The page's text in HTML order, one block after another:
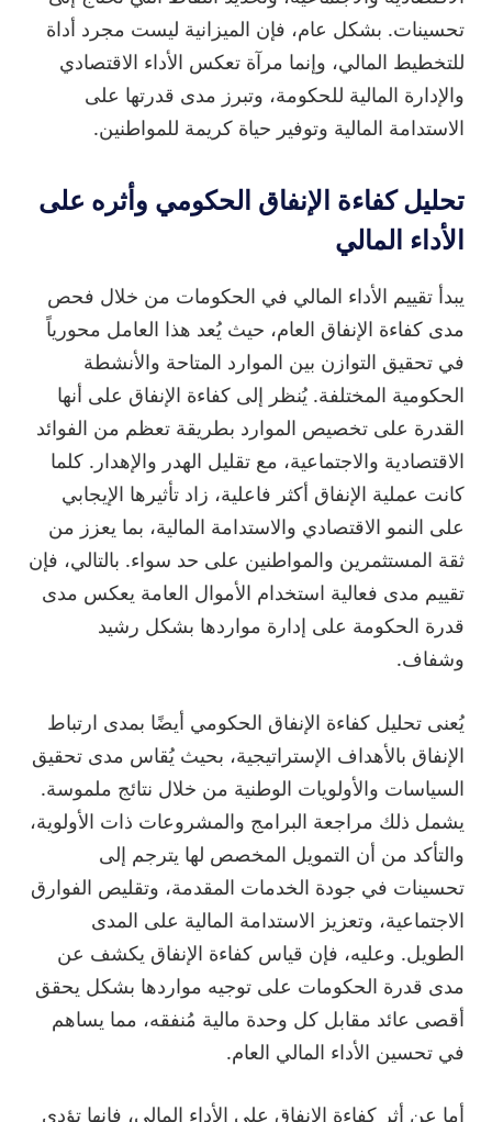
تحسينات. بشكل عام، فإن الميزانية ليست مجرد أداة
للتخطيط المالي، وإنما مرآة تعكس الأداء الاقتصادي
والإدارة المالية للحكومة، وتبرز مدى قدرتها على
الاستدامة المالية وتوفير حياة كريمة للمواطنين.
تحليل كفاءة الإنفاق الحكومي وأثره على
الأداء المالي
يبدأ تقييم الأداء المالي في الحكومات من خلال فحص
مدى كفاءة الإنفاق العام، حيث يُعد هذا العامل محورياً
في تحقيق التوازن بين الموارد المتاحة والأنشطة
الحكومية المختلفة. يُنظر إلى كفاءة الإنفاق على أنها
القدرة على تخصيص الموارد بطريقة تعظم من الفوائد
الاقتصادية والاجتماعية، مع تقليل الهدر والإهدار. كلما
كانت عملية الإنفاق أكثر فاعلية، زاد تأثيرها الإيجابي
على النمو الاقتصادي والاستدامة المالية، بما يعزز من
ثقة المستثمرين والمواطنين على حد سواء. بالتالي، فإن
تقييم مدى فعالية استخدام الأموال العامة يعكس مدى
قدرة الحكومة على إدارة مواردها بشكل رشيد
وشفاف.
يُعنى تحليل كفاءة الإنفاق الحكومي أيضًا بمدى ارتباط
الإنفاق بالأهداف الإستراتيجية، بحيث يُقاس مدى تحقيق
السياسات والأولويات الوطنية من خلال نتائج ملموسة.
يشمل ذلك مراجعة البرامج والمشروعات ذات الأولوية،
والتأكد من أن التمويل المخصص لها يترجم إلى
تحسينات في جودة الخدمات المقدمة، وتقليص الفوارق
الاجتماعية، وتعزيز الاستدامة المالية على المدى
الطويل. وعليه، فإن قياس كفاءة الإنفاق يكشف عن
مدى قدرة الحكومات على توجيه مواردها بشكل يحقق
أقصى عائد مقابل كل وحدة مالية مُنفقه، مما يساهم
في تحسين الأداء المالي العام.
أما عن أثر كفاءة الإنفاق على الأداء المالي، فإنها تؤدي